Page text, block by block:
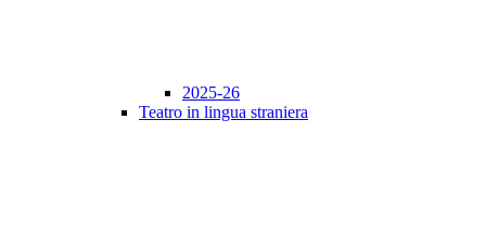
2025-26
Teatro in lingua straniera